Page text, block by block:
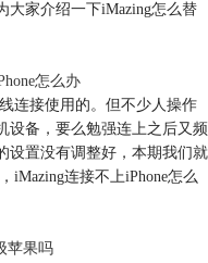
文件
大家介绍一下iMazing怎么替
怎么办
连接使用的。但不少人操作
设备，要么勉强连上之后又频
设置没有调整好，本期我们就
iMazing连接不上iPhone怎么
苹果吗